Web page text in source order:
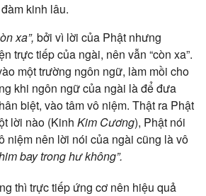
kinh lâu.
xa”, bởi vì lời của Phật nhưng
trực tiếp của ngài, nên vẫn “còn xa”.
một trường ngôn ngữ, làm mồi cho
khi ngôn ngữ của ngài là để đưa
biệt, vào tâm vô niệm. Thật ra Phật
lời nào (Kinh Kim Cương), Phật nói
niệm nên lời nói của ngài cũng là vô
bay trong hư không”.
thì trực tiếp ứng cơ nên hiệu quả